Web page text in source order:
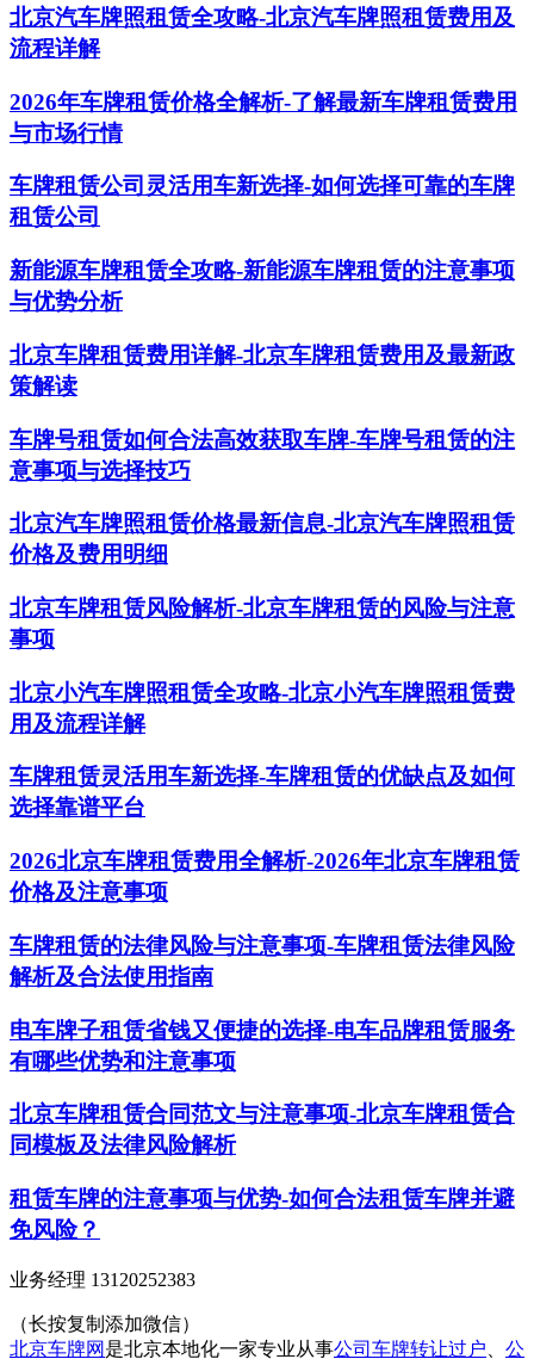
北京汽车牌照租赁全攻略-北京汽车牌照租赁费用及
流程详解
2026年车牌租赁价格全解析-了解最新车牌租赁费用
与市场行情
车牌租赁公司灵活用车新选择-如何选择可靠的车牌
租赁公司
新能源车牌租赁全攻略-新能源车牌租赁的注意事项
与优势分析
北京车牌租赁费用详解-北京车牌租赁费用及最新政
策解读
车牌号租赁如何合法高效获取车牌-车牌号租赁的注
意事项与选择技巧
北京汽车牌照租赁价格最新信息-北京汽车牌照租赁
价格及费用明细
北京车牌租赁风险解析-北京车牌租赁的风险与注意
事项
北京小汽车牌照租赁全攻略-北京小汽车牌照租赁费
用及流程详解
车牌租赁灵活用车新选择-车牌租赁的优缺点及如何
选择靠谱平台
2026北京车牌租赁费用全解析-2026年北京车牌租赁
价格及注意事项
车牌租赁的法律风险与注意事项-车牌租赁法律风险
解析及合法使用指南
电车牌子租赁省钱又便捷的选择-电车品牌租赁服务
有哪些优势和注意事项
北京车牌租赁合同范文与注意事项-北京车牌租赁合
同模板及法律风险解析
租赁车牌的注意事项与优势-如何合法租赁车牌并避
免风险？
业务经理 13120252383
（长按复制添加微信）
北京车牌网 是北京本地化一家专业从事公司车牌转让过户 公